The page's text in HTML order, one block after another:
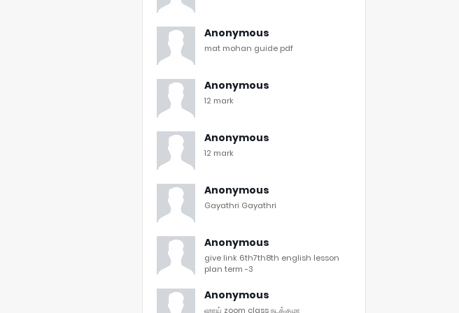
Anonymous
mat mohan guide pdf
Anonymous
12 mark
Anonymous
12 mark
Anonymous
Gayathri Gayathri
Anonymous
give link 6th7th8th english lesson
plan term -3
Anonymous
ஹாய் zoom class நடக்குமா